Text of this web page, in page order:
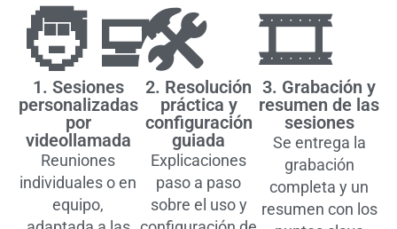
🧑‍💻
1. Sesiones
personalizadas
por
videollamada
Reuniones
individuales o en
equipo,
🛠️
2. Resolución
práctica y
configuración
guiada
Explicaciones
paso a paso
sobre el uso y
🎞️
3. Grabación y
resumen de las
sesiones
Se entrega la
grabación
completa y un
resumen con los